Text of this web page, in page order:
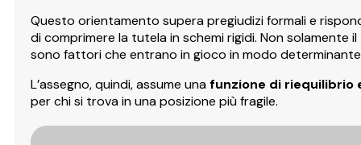
Questo orientamento supera pregiudizi formali e
di comprimere la tutela in schemi rigidi. Non
sono fattori che entrano in gioco in modo
L’assegno, quindi, assume unafunzione di riequilibrio
per chi si trova in una posizione più fragile.